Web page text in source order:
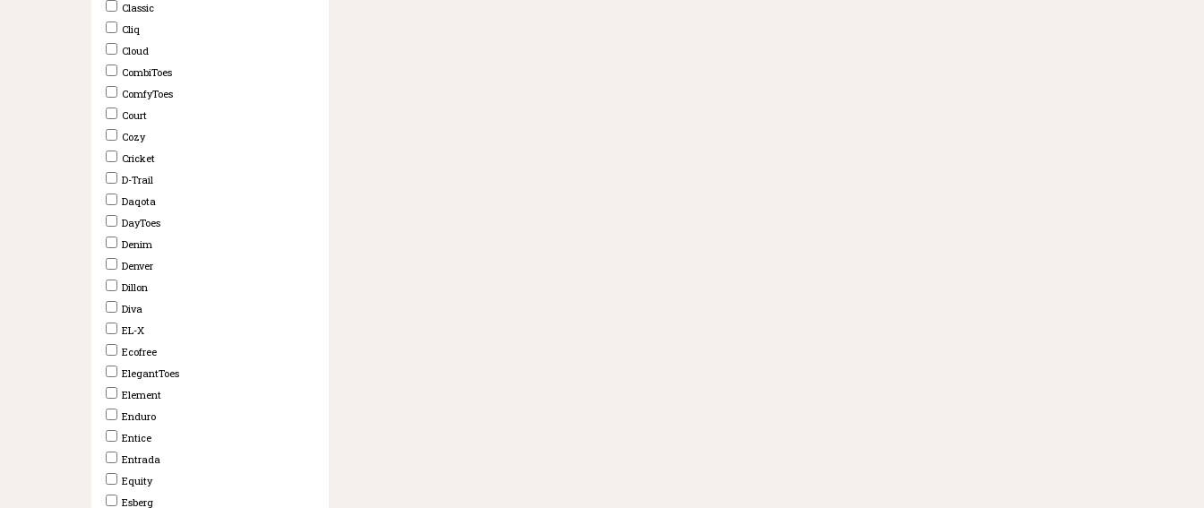
Classic
Cliq
Cloud
CombiToes
ComfyToes
Court
Cozy
Cricket
D-Trail
Daqota
DayToes
Denim
Denver
Dillon
Diva
EL-X
Ecofree
ElegantToes
Element
Enduro
Entice
Entrada
Equity
Esberg